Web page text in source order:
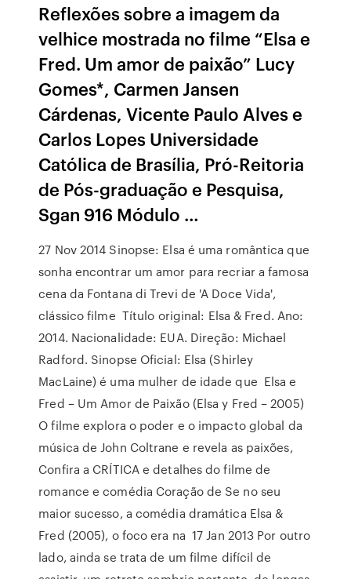
Reflexões sobre a imagem da
velhice mostrada no filme “Elsa e
Fred. Um amor de paixão” Lucy
Gomes*, Carmen Jansen
Cárdenas, Vicente Paulo Alves e
Carlos Lopes Universidade
Católica de Brasília, Pró-Reitoria
de Pós-graduação e Pesquisa,
Sgan 916 Módulo …
27 Nov 2014 Sinopse: Elsa é uma romântica que
sonha encontrar um amor para recriar a famosa
cena da Fontana di Trevi de 'A Doce Vida',
clássico filme Título original: Elsa & Fred. Ano:
2014. Nacionalidade: EUA. Direção: Michael
Radford. Sinopse Oficial: Elsa (Shirley
MacLaine) é uma mulher de idade que Elsa e
Fred – Um Amor de Paixão (Elsa y Fred – 2005)
O filme explora o poder e o impacto global da
música de John Coltrane e revela as paixões,
Confira a CRÍTICA e detalhes do filme de
romance e comédia Coração de Se no seu
maior sucesso, a comédia dramática Elsa &
Fred (2005), o foco era na 17 Jan 2013 Por outro
lado, ainda se trata de um filme difícil de